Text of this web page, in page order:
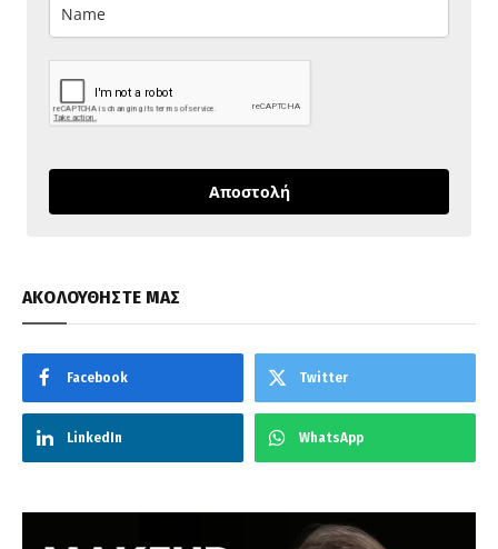
Αποστολή
ΑΚΟΛΟΥΘΗΣΤΕ ΜΑΣ
Facebook Twitter
LinkedIn WhatsApp